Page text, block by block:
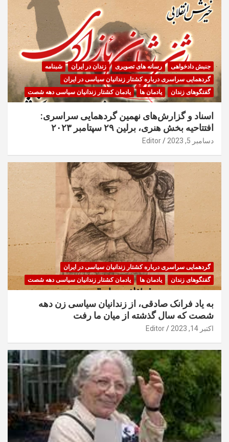
جنبش دادخواهی رسانه های تصویری زندان در ایران
شبنامه
گردهمایی سراسری درباره کشتار زندانیان سیاسی در ایران
گفتگوهای زندان
یادمان ها یادمان کشتار زندانیان سیاسی دهه شصت
اسناد و گزارش‌های نهمین گردهمایی سراسری:
افتتاحیه بخش هنری، برلین ۲۹ سپتامبر ۲۰۲۳
دسامبر 5, 2023 Editor
گردهمایی سراسری درباره کشتار زندانیان سیاسی در ایران
گفتگوهای زندان
یادمان ها یادمان کشتار زندانیان سیاسی دهه شصت
به یاد فرانک صادقی، از زندانیان سیاسی زن دهه
شصت که سال گذشته از میان ما رفت
اکتبر 14, 2023 Editor